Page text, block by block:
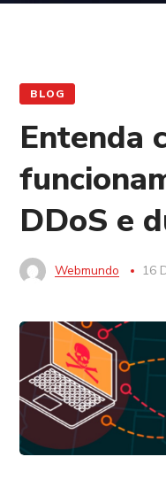
BLOG
Entenda
DDoS e
Webmundo 16